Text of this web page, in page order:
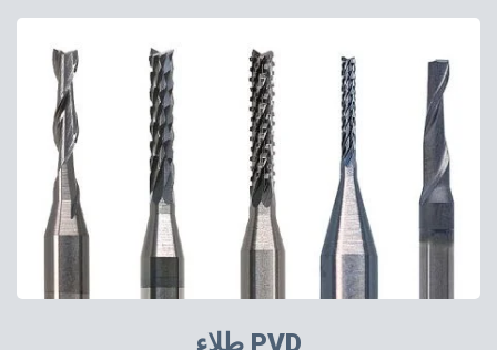
طلاء PVD